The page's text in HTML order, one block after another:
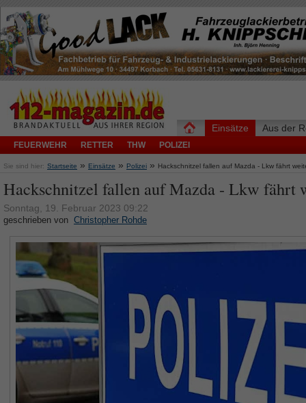
Einsätze
FEUERWEHR RETTER THW POLIZEI
Aus der
Sie sind hier: Startseite » Einsätze » Polizei » Hackschnitzel fallen auf Mazda - Lkw fährt
Hackschnitzel fallen auf Mazda - Lkw fährt
Sonntag, 19. Februar 2023 09:22
geschrieben von Christopher Rohde